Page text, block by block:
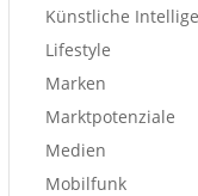
Künstliche
Lifestyle
Marken
Marktpotenziale
Medien
Mobilfunk